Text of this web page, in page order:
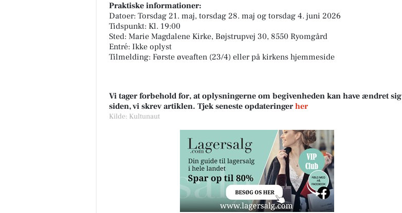
Praktiske informationer:
Datoer: Torsdag 21. maj, torsdag 28. maj og torsdag 4. juni 2026
Tidspunkt: Kl. 19:00
Sted: Marie Magdalene Kirke, Bøjstrupvej 30, 8550 Ryomgård
Entré: Ikke oplyst
Tilmelding: Første øveaften (23/4) eller på kirkens hjemmeside
Vi tager forbehold for, at oplysningerne om begivenheden kan have ændret sig
siden, vi skrev artiklen. Tjek seneste opdateringer her
Kilde: Kultunaut